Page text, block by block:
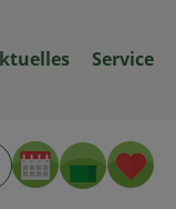
Service